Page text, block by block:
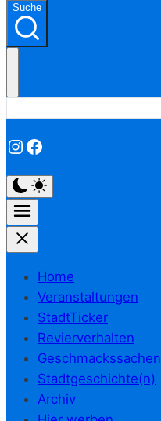
Suche
Instagram
Facebook
Home
Veranstaltungen
StadtTicker
Revierverhalten
Geschmackssachen
Stadtgeschichte(n)
Archiv